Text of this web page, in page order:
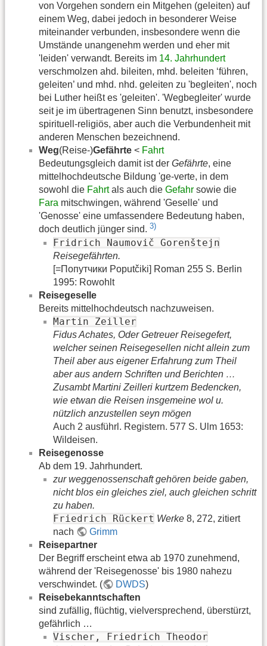
von Vorgehen sondern ein Mitgehen (geleiten) auf
einem Weg, dabei jedoch in besonderer Weise
miteinander verbunden, insbesondere wenn die
Umstände unangenehm werden und eher mit
'leiden' verwandt. Bereits im 14. Jahrhundert
verschmolzen ahd. bileiten, mhd. beleiten ‘führen,
geleiten’ und mhd. nhd. geleiten zu 'begleiten', noch
bei Luther heißt es 'geleiten'. 'Wegbegleiter' wurde
seit je im übertragenen Sinn benutzt, insbesondere
spirituell-religiös, aber auch die Verbundenheit mit
anderen Menschen bezeichnend.
Weg(Reise-)Gefährte < Fahrt
Bedeutungsgleich damit ist der Gefährte, eine
mittelhochdeutsche Bildung 'ge-verte, in dem
sowohl die Fahrtals auch die Gefahr sowie die
Fara mitschwingen, während 'Geselle' und
'Genosse' eine umfassendere Bedeutung haben,
doch deutlich jünger sind. 3)
Fridrich Naumovič Gorenštejn
Reisegefährten.
[=Попутчики Poputčiki] Roman 255 S. Berlin
1995: Rowohlt
Reisegeselle
Bereits mittelhochdeutsch nachzuweisen.
Martin Zeiller
Fidus Achates, Oder Getreuer Reisegefert,
welcher seinen Reisegesellen nicht allein zum
Theil aber aus eigener Erfahrung zum Theil
aber aus andern Schriften und Berichten …
Zusambt Martini Zeilleri kurtzem Bedencken,
wie etwan die Reisen insgemeine wol u.
nützlich anzustellen seyn mögen
Auch 2 ausführl. Registern. 577 S. Ulm 1653:
Wildeisen.
Reisegenosse
Ab dem 19. Jahrhundert.
zur weggenossenschaft gehören beide gaben,
nicht blos ein gleiches ziel, auch gleichen schritt
zu haben.
Friedrich Rückert Werke 8, 272, zitiert
nach
Grimm
Reisepartner
Der Begriff erscheint etwa ab 1970 zunehmend,
während der 'Reisegenosse' bis 1980 nahezu
verschwindet. (
DWDS)
Reisebekanntschaften
sind zufällig, flüchtig, vielversprechend, überstürzt,
gefährlich …
Vischer, Friedrich Theodor